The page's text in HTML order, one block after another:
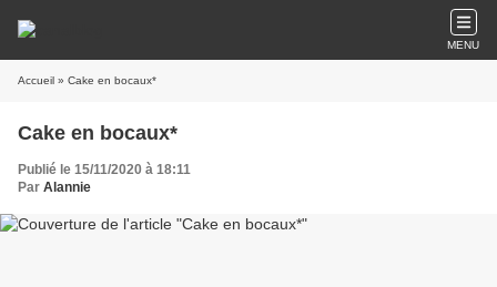
MENU
Accueil » Cake en bocaux*
Cake en bocaux*
Publié le 15/11/2020 à 18:11
Par Alannie